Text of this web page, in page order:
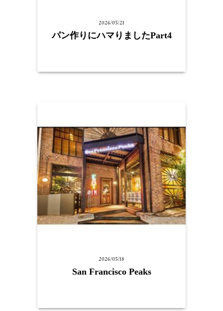
2026/05/21
パン作りにハマりましたPart4
2026/05/18
San Francisco Peaks